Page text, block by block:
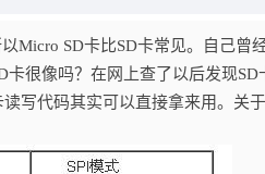
Micro SD卡比SD卡常见。自己曾
很像吗？在网上查了以后发现SD
写代码其实可以直接拿来用。关